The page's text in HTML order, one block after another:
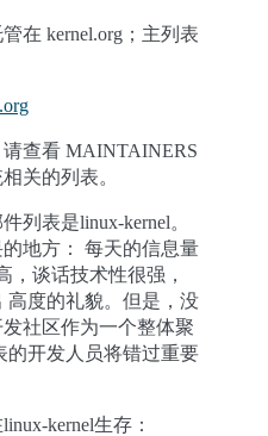
在 kernel.org；主列表
查看 MAINTAINERS
关的列表。
列表是linux-kernel。
地方： 每天的信息量
，谈话技术性很强，
高度的礼貌。但是，没
社区作为一个整体聚
的开发人员将错过重要
kernel生存：